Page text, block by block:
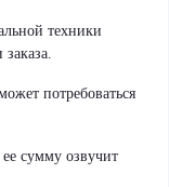
техники
потребоваться
сумму озвучит